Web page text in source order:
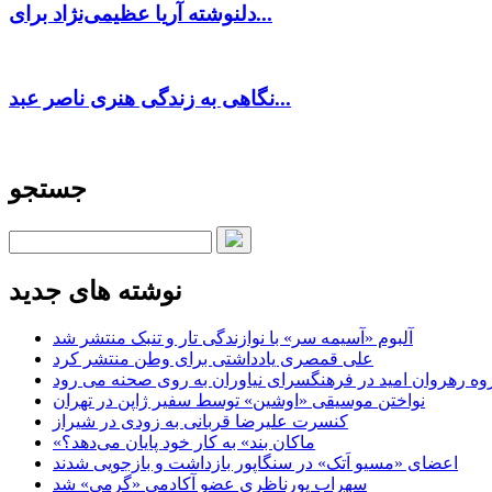
دلنوشته آریا عظیمی‌نژاد برای...
نگاهی به زندگی هنری ناصر عبد...
جستجو
نوشته های جدید
آلبوم «آسیمه سر» با نوازندگی تار و تنبک منتشر شد
علی قمصری یادداشتی برای وطن منتشر کرد
رهروان امید در فرهنگسرای نیاوران به روی صحنه می رود
نواختن موسیقی «اوشین» توسط سفیر ژاپن در تهران
کنسرت علیرضا قربانی به زودی در شیراز
«ماکان بند» به کار خود پایان می‌دهد؟
اعضای «مسیو اَتک» در سنگاپور بازداشت و بازجویی شدند
سهراب پورناظری عضو آکادمی «گرمی» شد